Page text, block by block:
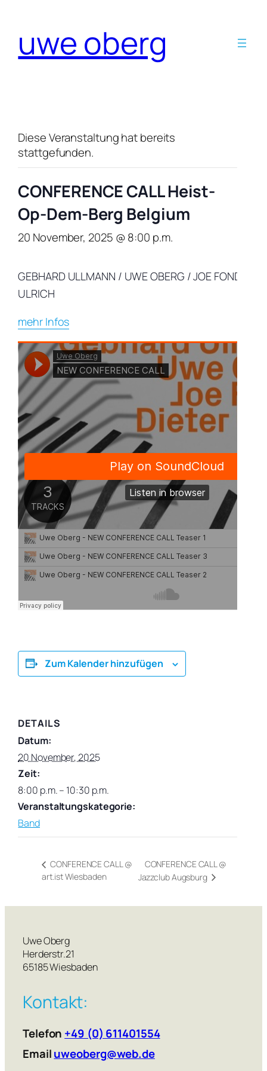
uwe oberg
Diese Veranstaltung hat bereits
stattgefunden.
CONFERENCE CALL Heist-
Op-Dem-Berg Belgium
20 November, 2025 @ 8:00 p.m.
GEBHARD ULLMANN / UWE OBERG / JOE FONDA /
ULRICH
mehr Infos
Zum Kalender hinzufügen
DETAILS
Datum:
20 November, 2025
Zeit:
8:00 p.m. – 10:30 p.m.
Veranstaltungskategorie:
Band
CONFERENCE CALL @
art.ist Wiesbaden
CONFERENCE CALL @
Jazzclub Augsburg
Uwe Oberg
Herderstr.21
65185 Wiesbaden
Kontakt:
Telefon +49 (0) 611401554
Emailuweoberg@web.de